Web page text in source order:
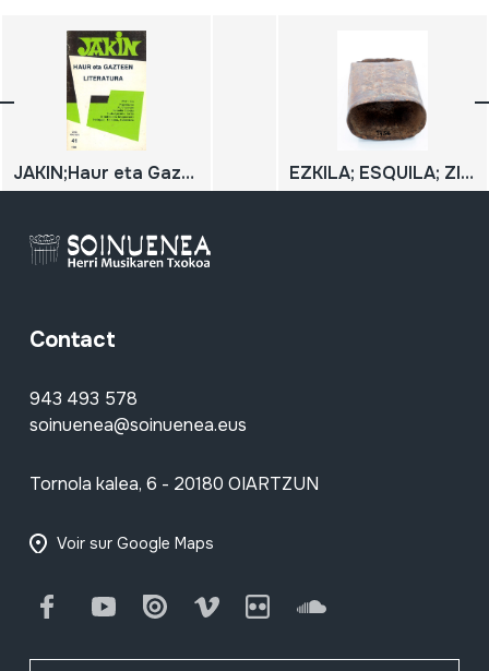
JAKIN;Haur eta Gazteen literatura; EZKILA; ESQUILA; ZINTZARRI
Contact
943 493 578
soinuenea@soinuenea.eus
Tornola kalea, 6 - 20180 OIARTZUN
Voir sur Google Maps
FacebookYoutube Issuu Vimeo Flickr SoundCloud